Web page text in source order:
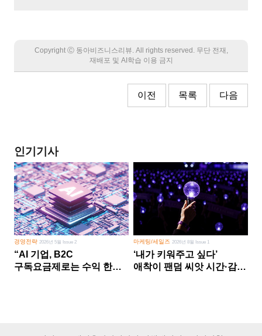
Copyright Ⓒ 동아비즈니스리뷰. All rights reserved. 무단 전재,
재배포 및 AI학습 이용 금지
이전 목록 다음
인기기사
경영전략 2026년 5월 Issue 2
“AI 기업, B2C
구독요금제로는 수익 한계
마케팅/세일즈 2026년 8월 Issue 1
‘내가 키워주고 싶다’
애착이 팬덤 씨앗 시간·감정